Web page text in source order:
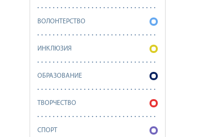
ВОЛОНТЕРСТВО
ИНКЛЮЗИЯ
ОБРАЗОВАНИЕ
ТВОРЧЕСТВО
СПОРТ